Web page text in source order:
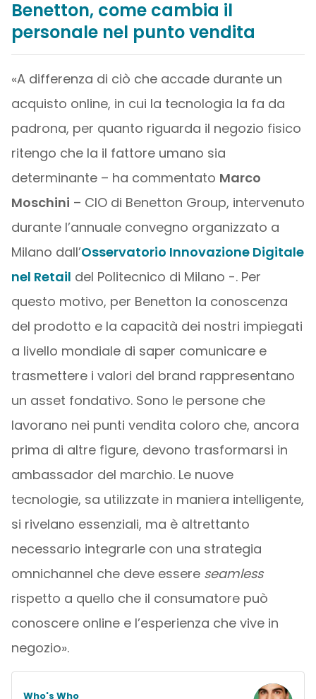
Benetton, come cambia il
personale nel punto vendita
«A differenza di ciò che accade durante un
acquisto online, in cui la tecnologia la fa da
padrona, per quanto riguarda il negozio fisico
ritengo che la il fattore umano sia
determinante – ha commentato Marco
Moschini – CIO di Benetton Group, intervenuto
durante l’annuale convegno organizzato a
Milano dall’Osservatorio Innovazione Digitale
nel Retail del Politecnico di Milano -. Per
questo motivo, per Benetton la conoscenza
del prodotto e la capacità dei nostri impiegati
a livello mondiale di saper comunicare e
trasmettere i valori del brand rappresentano
un asset fondativo. Sono le persone che
lavorano nei punti vendita coloro che, ancora
prima di altre figure, devono trasformarsi in
ambassador del marchio. Le nuove
tecnologie, sa utilizzate in maniera intelligente,
si rivelano essenziali, ma è altrettanto
necessario integrarle con una strategia
omnichannel che deve essere seamless
rispetto a quello che il consumatore può
conoscere online e l’esperienza che vive in
negozio».
Who's Who